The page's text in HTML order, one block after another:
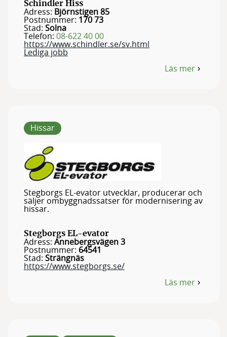
Schindler Hiss
Adress: Björnstigen 85
Postnummer: 170 73
Stad: Solna
Telefon: 08-622 40 00
https://www.schindler.se/sv.html
Lediga jobb
Läs mer
om
Hissar
Stegborgs EL-evator utvecklar, producerar och
säljer ombyggnadssatser för modernisering av
hissar.
Stegborgs EL-evator
Adress: Annebergsvägen 3
Postnummer: 64541
Stad: Strängnäs
https://www.stegborgs.se/
Läs mer
om